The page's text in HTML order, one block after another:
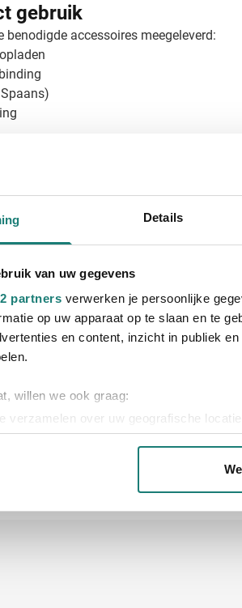
Details
van uw gegevens
partners verwerken je persoonlijke
op uw apparaat op te slaan en te
en content, inzicht in publiek
willen we ook graag:
verzamelen over uw geografische
identificeren door het actief te
elk moment wijzigen of intrekken in de
gebruik
accessoires meegeleverd:
met jouw logo
we van deze speaker een
een premium uitstraling
mogelijk
je bedrukte speaker
speaker uitziet voordat je bestelt?
contact op voor een vrijblijvende
gram